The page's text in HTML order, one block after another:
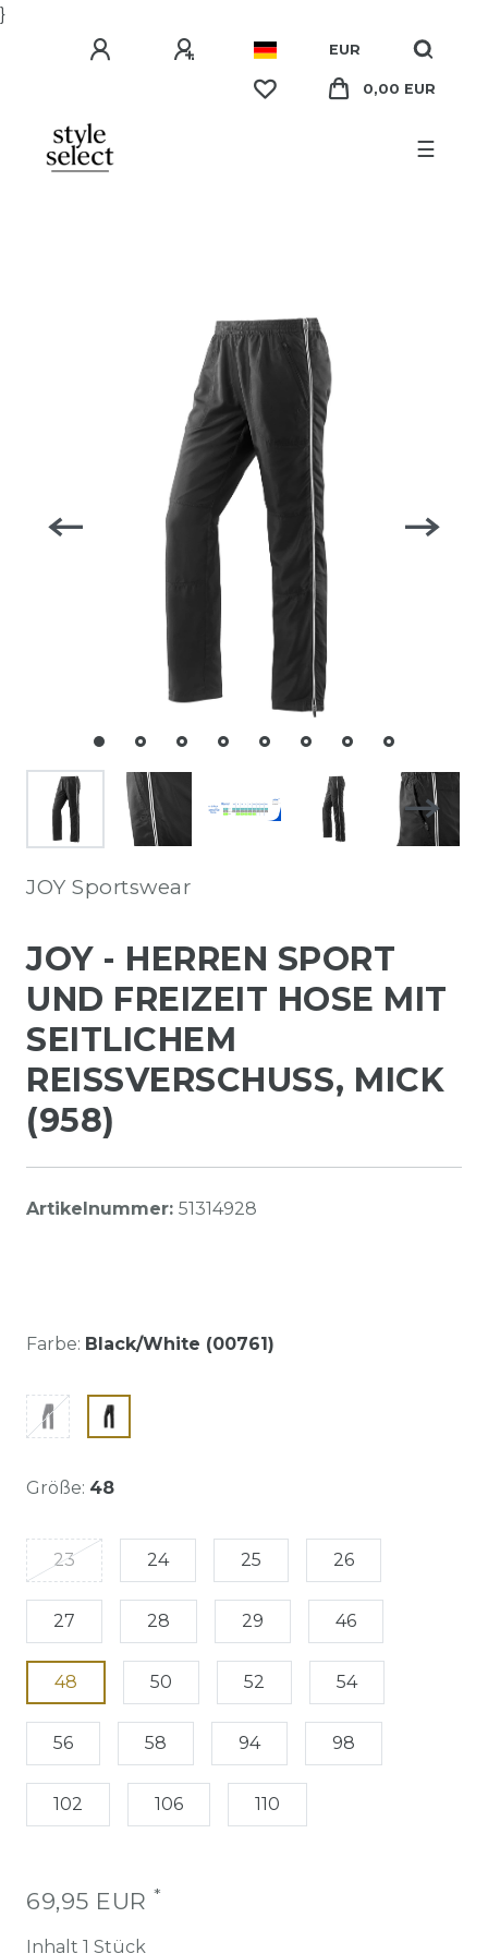
}
EUR
0,00 EUR
☰
JOY Sportswear
JOY - HERREN SPORT
UND FREIZEIT HOSE MIT
SEITLICHEM
REISSVERSCHUSS, MICK (
958)
Artikelnummer: 51314928
Farbe: Black/White (00761)
Größe: 48
23 24 25 26
27 28 29 46
48 50 52 54
56 58 94 98
102 106 110
69,95 EUR *
Inhalt 1 Stück